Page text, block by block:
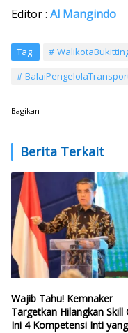
Editor : Al Mangindo
Tag:
Bagikan
Berita Terkait
Wajib Tahu! Kemnaker
Targetkan Hilangkan Skill
Ini 4 Kompetensi Inti yang